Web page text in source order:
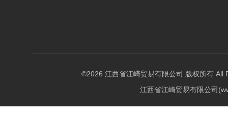
©2026 江西省江崎贸易有限公司 版权所有 All
江西省江崎贸易有限公司